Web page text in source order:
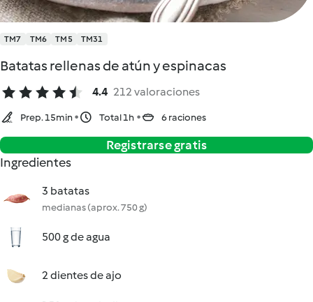
TM7 TM6 TM5 TM31
Batatas rellenas de atún y espinacas
4.4 212 valoraciones
Prep. 15min Total 1h 6 raciones
Registrarse gratis
Ingredientes
3 batatas
medianas (aprox. 750 g)
500 g de agua
2 dientes de ajo